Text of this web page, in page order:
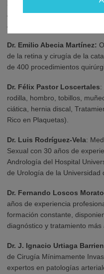
25 años de experiencia.
Academia Española de
Asociación.
Dr. Emilio Abecia Martínez:
de la retina y cirugía de la
de 400 procedimientos
Dr. Félix Pastor Loscertales:
rodilla, hombro, tobillos,
ciática, hernia discal,
Rico en Plaquetas).
Dr. Luis Rodríguez-Vela:
Sexual con 30 años de
Andrología del Hospital
de Urología de la Universidad
Dr. Fernando Loscos Morato
años de experiencia
formación constante,
diagnóstico y tratamiento más
Dr. J. Ignacio Urtiaga
de Cirugía Mínimamente
expertos en patologías